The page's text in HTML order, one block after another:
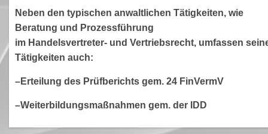
Neben den typischen anwaltlichen Tätigkeiten, wie
Beratung und Prozessführung
im Handelsvertreter- und Vertriebsrecht, umfassen
Tätigkeiten auch:
–Erteilung des Prüfberichts gem. 24 FinVermV
–Weiterbildungsmaßnahmen gem. der IDD